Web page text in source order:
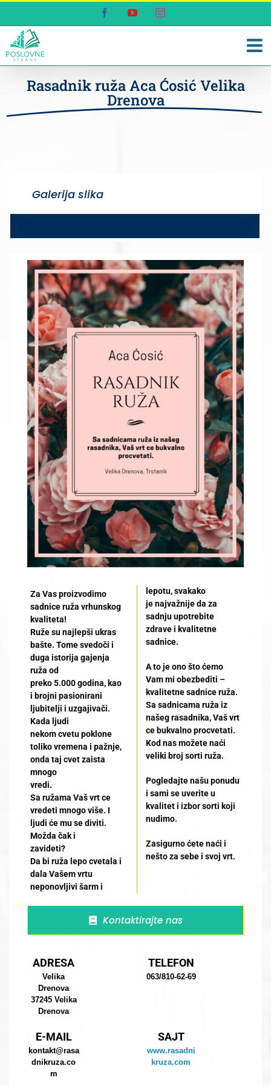
content
FacebookYouTubeInstagram
Rasadnik ruža Aca Ćosić Velika
Drenova
Galerija slika
Za Vas proizvodimo
sadnice ruža vrhunskog
kvaliteta!
Ruže su najlepši ukras
bašte. Tome svedoči i
duga istorija gajenja
ruža od
preko 5.000 godina, kao
i brojni pasionirani
ljubitelji i uzgajivači.
Kada ljudi
nekom cvetu poklone
toliko vremena i pažnje,
onda taj cvet zaista
mnogo
vredi.
Sa ružama Vaš vrt ce
vredeti mnogo više. I
ljudi će mu se diviti.
Možda čak i
zavideti?
Da bi ruža lepo cvetala i
dala Vašem vrtu
neponovljivi šarm i
lepotu, svakako
je najvažnije da za
sadnju upotrebite
zdrave i kvalitetne
sadnice.
A to je ono što ćemo
Vam mi obezbediti –
kvalitetne sadnice ruža.
Sa sadnicama ruža iz
našeg rasadnika, Vaš vrt
ce bukvalno procvetati.
Kod nas možete naći
veliki broj sorti ruža.
Pogledajte našu ponudu
i sami se uverite u
kvalitet i izbor sorti koji
nudimo.
Zasigurno ćete naći i
nešto za sebe i svoj vrt.
Kontaktirajte nas
ADRESA
Velika
Drenova
37245 Velika
Drenova
TELEFON
063/810-62-69
E-MAIL
kontakt@rasa
dnikruza.co
m
SAJT
www.rasadni
kruza.com